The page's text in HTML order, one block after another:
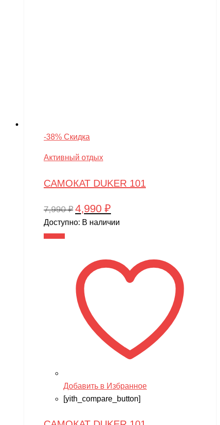
-38% Скидка
Активный отдых
САМОКАТ DUKER 101
7,990₽ Первоначальная
цена
4,990 ₽
цена:
Доступно: В наличии
Добавить в Избранное
[yith_compare_button]